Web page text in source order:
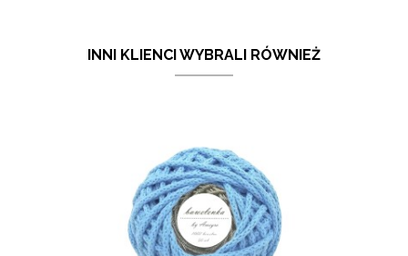
INNI KLIENCI WYBRALI RÓWNIEŻ